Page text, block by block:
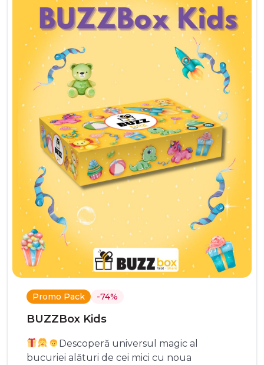
Promo Pack -74%
BUZZBox Kids
Descoperă universul magic al
bucuriei alături de cei mici cu noua